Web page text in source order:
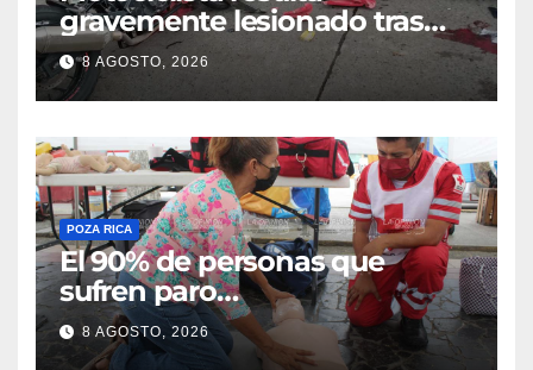
gravemente lesionado tras
choque en la colonia Ricardo
Flores Magón
8 AGOSTO, 2026
POZA RICA
El 90% de personas que
sufren paro
cardiorrespiratorio mueren
8 AGOSTO, 2026